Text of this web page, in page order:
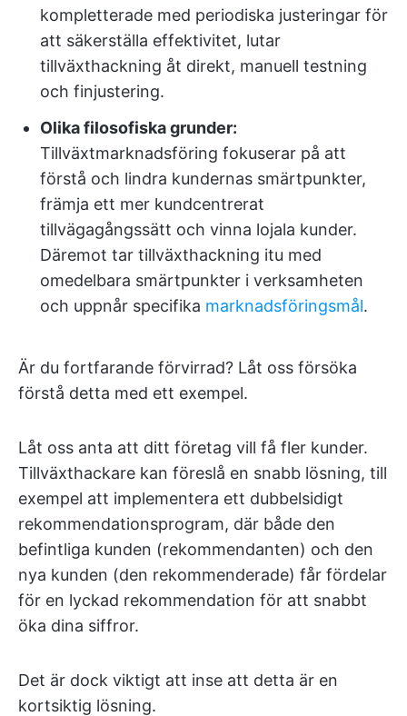
kompletterade med periodiska justeringar för
att säkerställa effektivitet, lutar
tillväxthackning åt direkt, manuell testning
och finjustering.
Olika filosofiska grunder:
Tillväxtmarknadsföring fokuserar på att
förstå och lindra kundernas smärtpunkter,
främja ett mer kundcentrerat
tillvägagångssätt och vinna lojala kunder.
Däremot tar tillväxthackning itu med
omedelbara smärtpunkter i verksamheten
och uppnår specifika marknadsföringsmål.
Är du fortfarande förvirrad? Låt oss försöka
förstå detta med ett exempel.
Låt oss anta att ditt företag vill få fler kunder.
Tillväxthackare kan föreslå en snabb lösning, till
exempel att implementera ett dubbelsidigt
rekommendationsprogram, där både den
befintliga kunden (rekommendanten) och den
nya kunden (den rekommenderade) får fördelar
för en lyckad rekommendation för att snabbt
öka dina siffror.
Det är dock viktigt att inse att detta är en
kortsiktig lösning.